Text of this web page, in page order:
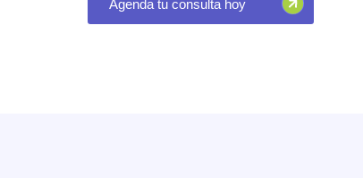
Agenda tu consulta hoy